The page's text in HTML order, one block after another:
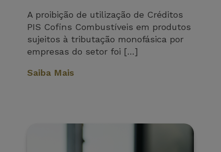
A proibição de utilização de Créditos
PIS Cofins Combustíveis em produtos
sujeitos à tributação monofásica por
empresas do setor foi […]
Saiba Mais